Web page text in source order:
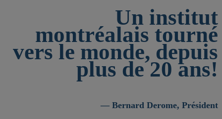
Un institut
montréalais tourné
vers le monde, depuis
plus de 20 ans!
— Bernard Derome, Président